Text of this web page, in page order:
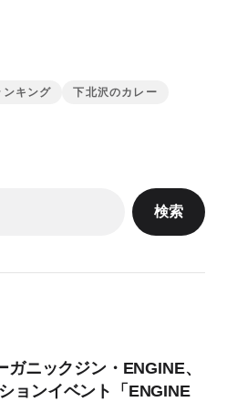
キング 下北沢のカレー
検索
ガニックジン・ENGINE、
ョンイベント「ENGINE